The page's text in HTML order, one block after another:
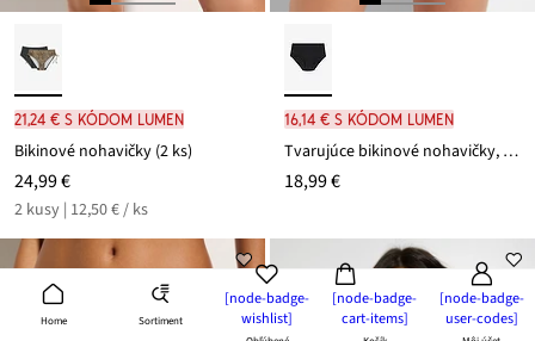
Home Sortiment
[node-badge-
wishlist]
[node-badge-
cart-items]
[node-badge-
user-codes]
21,24 € s kódom LUMEN
Bikinové nohavičky (2 ks)
24,99 €
2 kusy | 12,50 € / ks
16,14 € s kódom LUMEN
Tvarujúce bikinové nohavičky, ľahký tvarujúci efekt
18,99 €